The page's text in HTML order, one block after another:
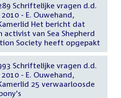
Schriftelijke vragen d.d.
- E. Ouwehand,
Het bericht dat
activist van Sea Shepherd
Society heeft opgepakt
Schriftelijke vragen d.d.
- E. Ouwehand,
25 verwaarloosde